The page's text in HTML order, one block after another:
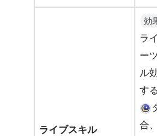
ライブスキル
効
ラ
ー
ル
す
合